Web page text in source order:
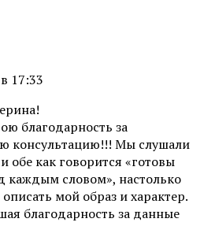
17:33
благодарность за
консультацию!!! Мы слушали
обе как говорится «готовы
каждым словом», настолько
мой образ и характер.
благодарность за данные